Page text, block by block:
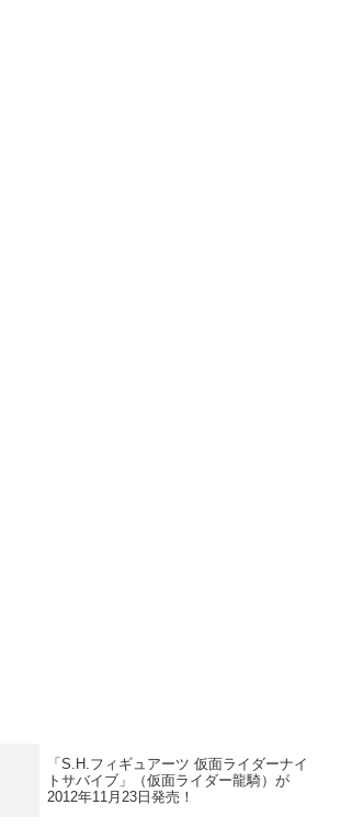
「S.H.フィギュアーツ 仮面ライダーナイ
トサバイブ」（仮面ライダー龍騎）が
2012年11月23日発売！